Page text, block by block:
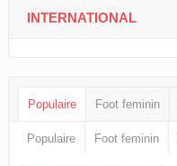
INTERNATIONAL
Populaire Foot feminin
Populaire Foot feminin